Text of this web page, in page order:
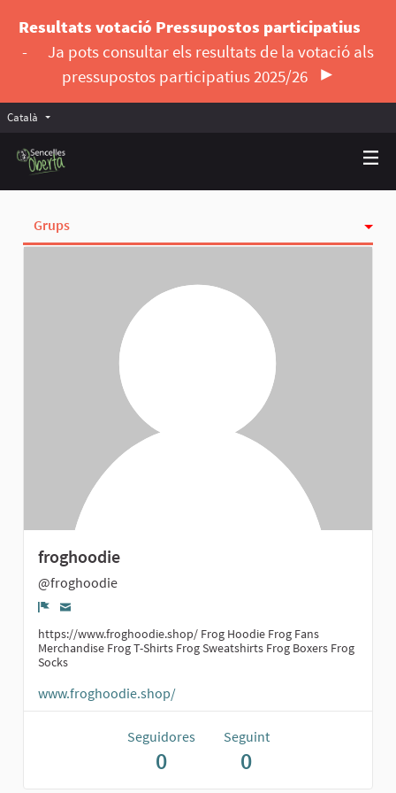
Resultats votació Pressupostos participatius
-
Ja pots consultar els resultats de la votació als
pressupostos participatius 2025/26
Català Triar la llengua
Grups
froghoodie
@froghoodie
Denúncia
https://www.froghoodie.shop/ Frog Hoodie Frog Fans
Merchandise Frog T-Shirts Frog Sweatshirts Frog Boxers Frog
Socks
www.froghoodie.shop/
Seguidores
0
Seguint
0